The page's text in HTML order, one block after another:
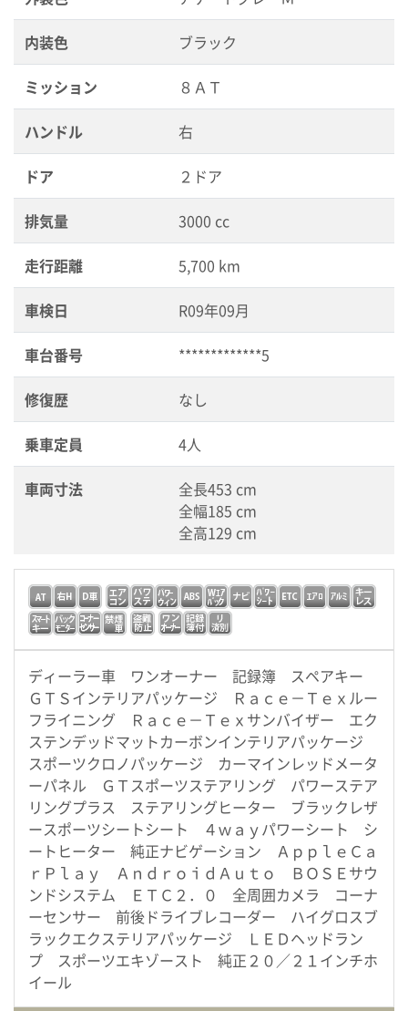
内装色 ブラック
ミッション ８ＡＴ
ハンドル 右
ドア ２ドア
排気量 3000 cc
走行距離 5,700 km
車検日 R09年09月
車台番号 *************5
修復歴 なし
乗車定員 4人
車両寸法
全長453 cm
全幅185 cm
全高129 cm
ディーラー車 ワンオーナー 記録簿 スペアキー
ＧＴＳインテリアパッケージ Ｒａｃｅ－Ｔｅｘルー
フライニング Ｒａｃｅ－Ｔｅｘサンバイザー エク
ステンデッドマットカーボンインテリアパッケージ
スポーツクロノパッケージ カーマインレッドメータ
ーパネル ＧＴスポーツステアリング パワーステア
リングプラス ステアリングヒーター ブラックレザ
ースポーツシートシート ４ｗａｙパワーシート シ
ートヒーター 純正ナビゲーション ＡｐｐｌｅＣａ
ｒＰｌａｙ ＡｎｄｒｏｉｄＡｕｔｏ ＢＯＳＥサウ
ンドシステム ＥＴＣ２．０ 全周囲カメラ コーナ
ーセンサー 前後ドライブレコーダー ハイグロスブ
ラックエクステリアパッケージ ＬＥＤヘッドラン
プ スポーツエキゾースト 純正２０／２１インチホ
イール